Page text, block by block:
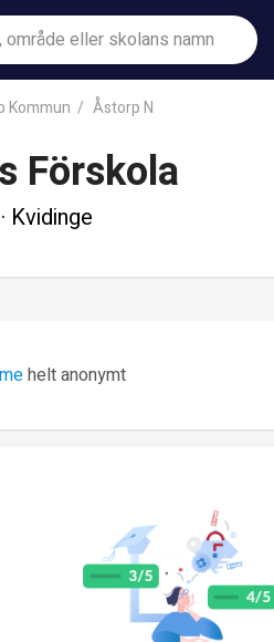
Kommun Åstorp N
Förskola
Kvidinge
helt anonymt